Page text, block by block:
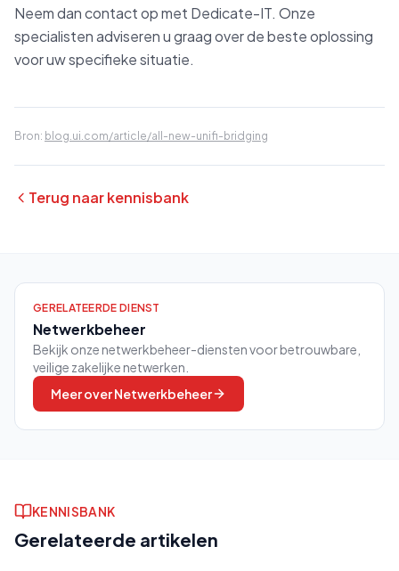
Neem dan contact op met Dedicate-IT. Onze
specialisten adviseren u graag over de beste oplossing
voor uw specifieke situatie.
Bron: blog.ui.com/article/all-new-unifi-bridging
Terug naar kennisbank
GERELATEERDE DIENST
Netwerkbeheer
Bekijk onze netwerkbeheer-diensten voor betrouwbare,
veilige zakelijke netwerken.
Meer overNetwerkbeheer
KENNISBANK
Gerelateerde artikelen